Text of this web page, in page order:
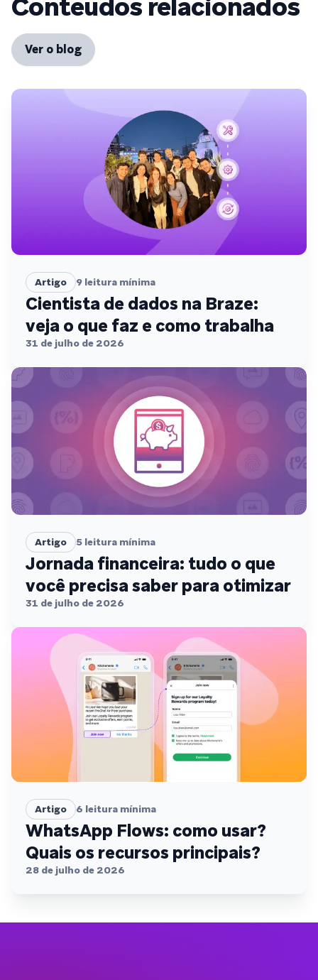
Ver o blog
Artigo 9 leitura mínima
Cientista de dados na Braze:
veja o que faz e como trabalha
31 de julho de 2026
Artigo 5 leitura mínima
Jornada financeira: tudo o que
você precisa saber para otimizar
31 de julho de 2026
Artigo 6 leitura mínima
WhatsApp Flows: como usar?
Quais os recursos principais?
28 de julho de 2026